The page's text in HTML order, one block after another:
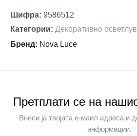
Шифра: 9586512
Категории: Декоративно
Бренд: Nova Luce
Претплати се на
Внеси ја твојата е-маил адреса и
информации.